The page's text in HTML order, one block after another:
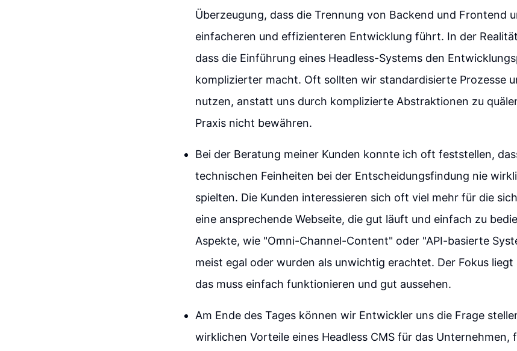
Überzeugung, dass die Trennung von Backend und Frontend
einfacheren und effizienteren Entwicklung führt. In der
dass die Einführung eines Headless-Systems den
komplizierter macht. Oft sollten wir standardisierte Prozesse
nutzen, anstatt uns durch komplizierte Abstraktionen zu
Praxis nicht bewähren.
Bei der Beratung meiner Kunden konnte ich oft feststellen,
technischen Feinheiten bei der Entscheidungsfindung nie
spielten. Die Kunden interessieren sich oft viel mehr für die
eine ansprechende Webseite, die gut läuft und einfach zu
Aspekte, wie "Omni-Channel-Content" oder "API-basierte
meist egal oder wurden als unwichtig erachtet. Der Fokus
das muss einfach funktionieren und gut aussehen.
Am Ende des Tages können wir Entwickler uns die Frage
wirklichen Vorteile eines Headless CMS für das Unternehmen,